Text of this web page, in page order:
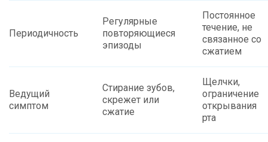
Периодичность
Регулярные
повторяющиеся
эпизоды
Постоянное
течение, не
связанное со
сжатием
Ведущий
симптом
Стирание зубов,
скрежет или
сжатие
Щелчки,
ограничение
открывания
рта